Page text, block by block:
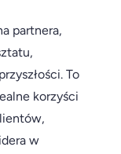
partnera,
To
korzyści
w